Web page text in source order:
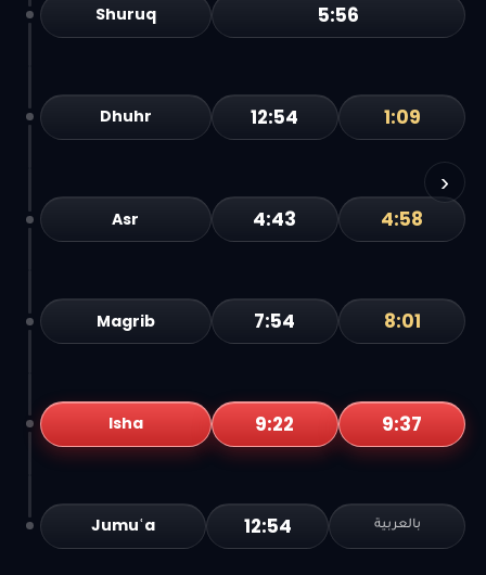
›
Shuruq 5:56
Dhuhr 12:54 1:09
Asr 4:43 4:58
Magrib 7:54 8:01
Isha 9:22 9:37
Jumuʿa 12:54 بالعربية